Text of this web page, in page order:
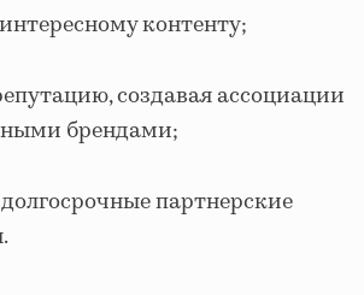
контенту;
создавая ассоциации
брендами;
партнерские